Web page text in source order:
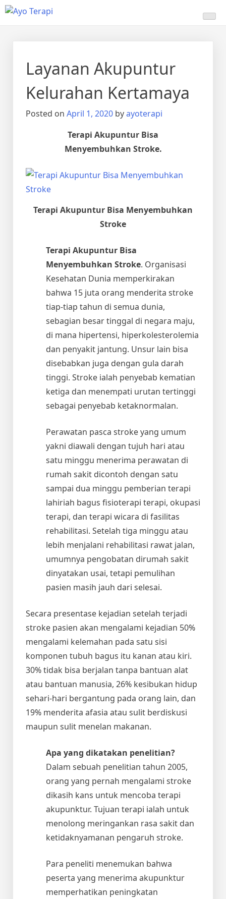
Skip
Ayo Terapi
Homecare Akupunktur
Layanan Akupuntur
Kelurahan Kertamaya
Posted on April 1, 2020 byayoterapi
Terapi Akupuntur Bisa
Menyembuhkan Stroke.
Terapi Akupuntur Bisa Menyembuhkan
Stroke
Terapi Akupuntur Bisa
Menyembuhkan Stroke. Organisasi
Kesehatan Dunia memperkirakan
bahwa 15 juta orang menderita stroke
tiap-tiap tahun di semua dunia,
sebagian besar tinggal di negara maju,
di mana hipertensi, hiperkolesterolemia
dan penyakit jantung. Unsur lain bisa
disebabkan juga dengan gula darah
tinggi. Stroke ialah penyebab kematian
ketiga dan menempati urutan tertinggi
sebagai penyebab ketaknormalan.
Perawatan pasca stroke yang umum
yakni diawali dengan tujuh hari atau
satu minggu menerima perawatan di
rumah sakit dicontoh dengan satu
sampai dua minggu pemberian terapi
lahiriah bagus fisioterapi terapi, okupasi
terapi, dan terapi wicara di fasilitas
rehabilitasi. Setelah tiga minggu atau
lebih menjalani rehabilitasi rawat jalan,
umumnya pengobatan dirumah sakit
dinyatakan usai, tetapi pemulihan
pasien masih jauh dari selesai.
Secara presentase kejadian setelah terjadi
stroke pasien akan mengalami kejadian 50%
mengalami kelemahan pada satu sisi
komponen tubuh bagus itu kanan atau kiri.
30% tidak bisa berjalan tanpa bantuan alat
atau bantuan manusia, 26% kesibukan hidup
sehari-hari bergantung pada orang lain, dan
19% menderita afasia atau sulit berdiskusi
maupun sulit menelan makanan.
Apa yang dikatakan penelitian?
Dalam sebuah penelitian tahun 2005,
orang yang pernah mengalami stroke
dikasih kans untuk mencoba terapi
akupunktur. Tujuan terapi ialah untuk
menolong meringankan rasa sakit dan
ketidaknyamanan pengaruh stroke.
Para peneliti menemukan bahwa
peserta yang menerima akupunktur
memperhatikan peningkatan